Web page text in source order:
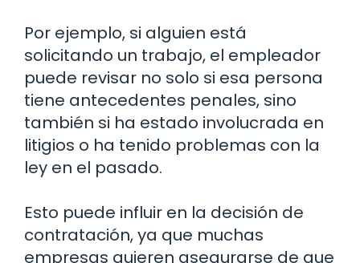
Por ejemplo, si alguien está
solicitando un trabajo, el empleador
puede revisar no solo si esa persona
tiene antecedentes penales, sino
también si ha estado involucrada en
litigios o ha tenido problemas con la
ley en el pasado.
Esto puede influir en la decisión de
contratación, ya que muchas
empresas quieren asegurarse de que